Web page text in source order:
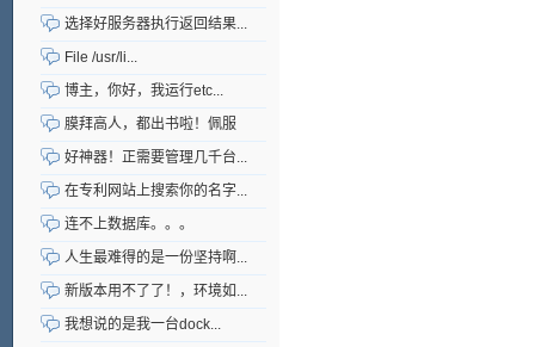
选择好服务器执行返回结果...
File /usr/li...
博主，你好，我运行etc...
膜拜高人，都出书啦！佩服
好神器！正需要管理几千台...
在专利网站上搜索你的名字...
连不上数据库。。。
人生最难得的是一份坚持啊...
新版本用不了了！，环境如...
我想说的是我一台dock...